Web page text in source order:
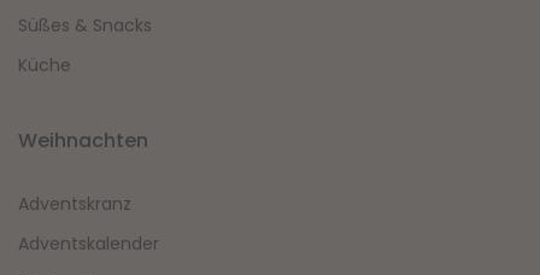
Süßes & Snacks
Küche
Weihnachten
Adventskranz
Adventskalender